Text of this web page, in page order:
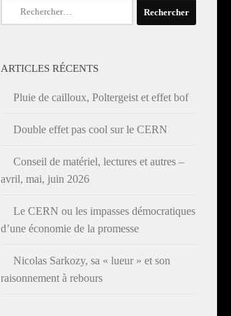
Rechercher :
ARTICLES RÉCENTS
Pluie de cailloux, Poltergeist et effet bof
Double effet pas cool sur le CERN
Conseil de matériel, lectures et autres –
avril, mai, juin 2026
Le CERN ou les impasses démocratiques
d’une économie de la promesse
Nicolas Sarkozy, sa « lueur » et son
raisonnement à rebours